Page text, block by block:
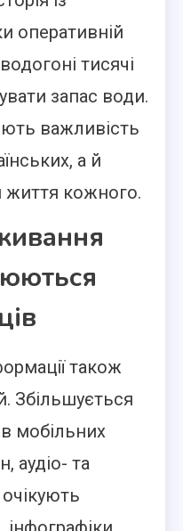
оперативній
тисячі
запас води.
важливість
а й
кожного.
також
Збільшується
мобільних
аудіо- та